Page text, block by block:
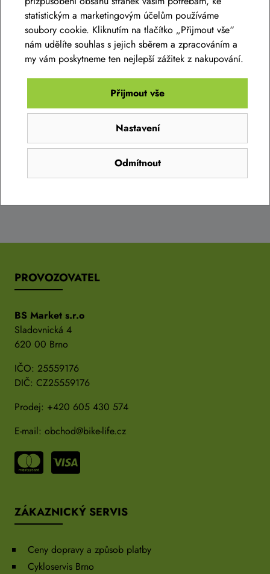
ZADEJTE SVŮJ E-MAIL
A získejte přehled o novinkách a akcích
Odesláním projevujete svůj souhlas se shromažďováním a zpracováním
osobních údajů.Více zde
PROVOZOVATEL
BS Market s.r.o
Sladovnická 4
620 00 Brno
IČO: 25559176
DIČ: CZ25559176
Prodej: +420 605 430 574
E-mail: obchod@bike-life.cz
ZÁKAZNICKÝ SERVIS
Ceny dopravy a způsob platby
Cykloservis Brno
statistickým a marketingovým účelům používáme
soubory cookie. Kliknutím na tlačítko „Přijmout vše“
nám udělíte souhlas s jejich sběrem a zpracováním a
my vám poskytneme ten nejlepší zážitek z nakupování.
Odmítnout
Nastavení
Přijmout vše